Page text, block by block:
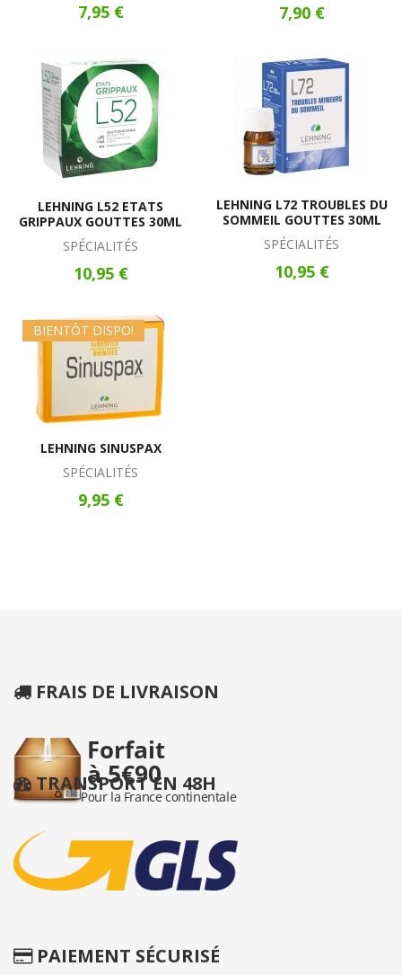
7,95 € 7,90 €
LEHNING L52 ETATS
GRIPPAUX GOUTTES 30ML
SPÉCIALITÉS
10,95 €
LEHNING L72 TROUBLES DU
SOMMEIL GOUTTES 30ML
SPÉCIALITÉS
10,95 €
BIENTÔT DISPO!
LEHNING SINUSPAX
SPÉCIALITÉS
9,95 €
FRAIS DE LIVRAISON
TRANSPORT EN 48H
PAIEMENT SÉCURISÉ